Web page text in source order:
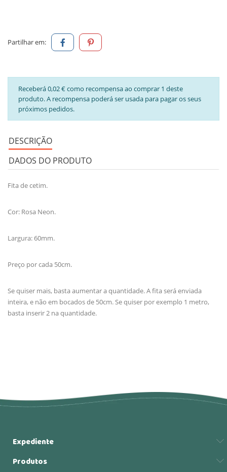
Partilhar em:
Receberá 0,02 € como recompensa ao comprar 1 deste
produto. A recompensa poderá ser usada para pagar os seus
próximos pedidos.
DESCRIÇÃO
DADOS DO PRODUTO
Fita de cetim.
Cor: Rosa Neon.
Largura: 60mm.
Preço por cada 50cm.
Se quiser mais, basta aumentar a quantidade. A fita será enviada
inteira, e não em bocados de 50cm. Se quiser por exemplo 1 metro,
basta inserir 2 na quantidade.
Expediente
Produtos